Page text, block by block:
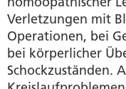
Verletzungen mit
Operationen, bei
bei körperlicher
Schockzuständen.